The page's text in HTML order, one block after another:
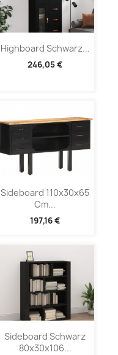
Highboard Schwarz...
246,05 €
Sideboard 110x30x65
Cm...
197,16 €
Sideboard Schwarz
80x30x106...